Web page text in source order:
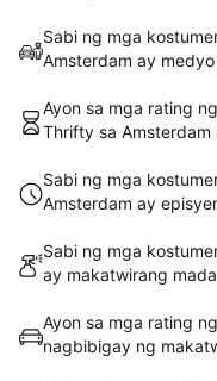
Sabi ng mga
Amsterdam ay
Ayon sa mga rating
Thrifty sa
Sabi ng mga
Amsterdam ay
Sabi ng mga
ay makatwirang
Ayon sa mga rating
nagbibigay ng